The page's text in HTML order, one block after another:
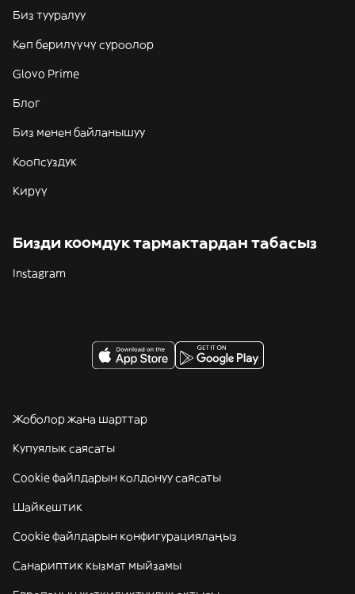
Биз тууралуу
Көп берилүүчү суроолор
Glovo Prime
Блог
Биз менен байланышуу
Коопсуздук
Кирүү
Бизди коомдук тармактардан табасыз
Instagram
Жоболор жана шарттар
Купуялык саясаты
Cookie файлдарын колдонуу саясаты
Шайкештик
Cookie файлдарын конфигурациялаңыз
Санариптик кызмат мыйзамы